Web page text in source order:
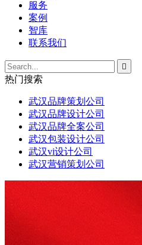
服务
案例
智库
联系我们

热门搜索
武汉品牌策划公司
武汉品牌设计公司
武汉品牌全案公司
武汉包装设计公司
武汉vi设计公司
武汉营销策划公司